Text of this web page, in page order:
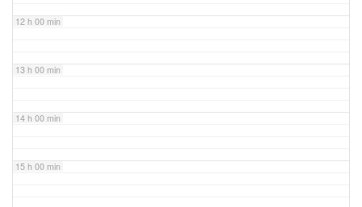
12 h 00 min
13 h 00 min
14 h 00 min
15 h 00 min